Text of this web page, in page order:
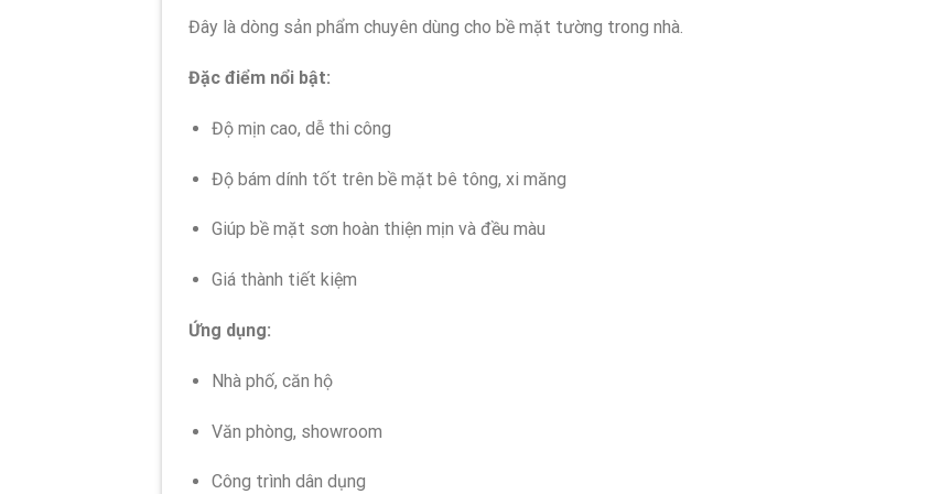
Đây là dòng sản phẩm chuyên dùng cho bề mặt tường trong nhà.
Đặc điểm nổi bật:
Độ mịn cao, dễ thi công
Độ bám dính tốt trên bề mặt bê tông, xi măng
Giúp bề mặt sơn hoàn thiện mịn và đều màu
Giá thành tiết kiệm
Ứng dụng:
Nhà phố, căn hộ
Văn phòng, showroom
Công trình dân dụng